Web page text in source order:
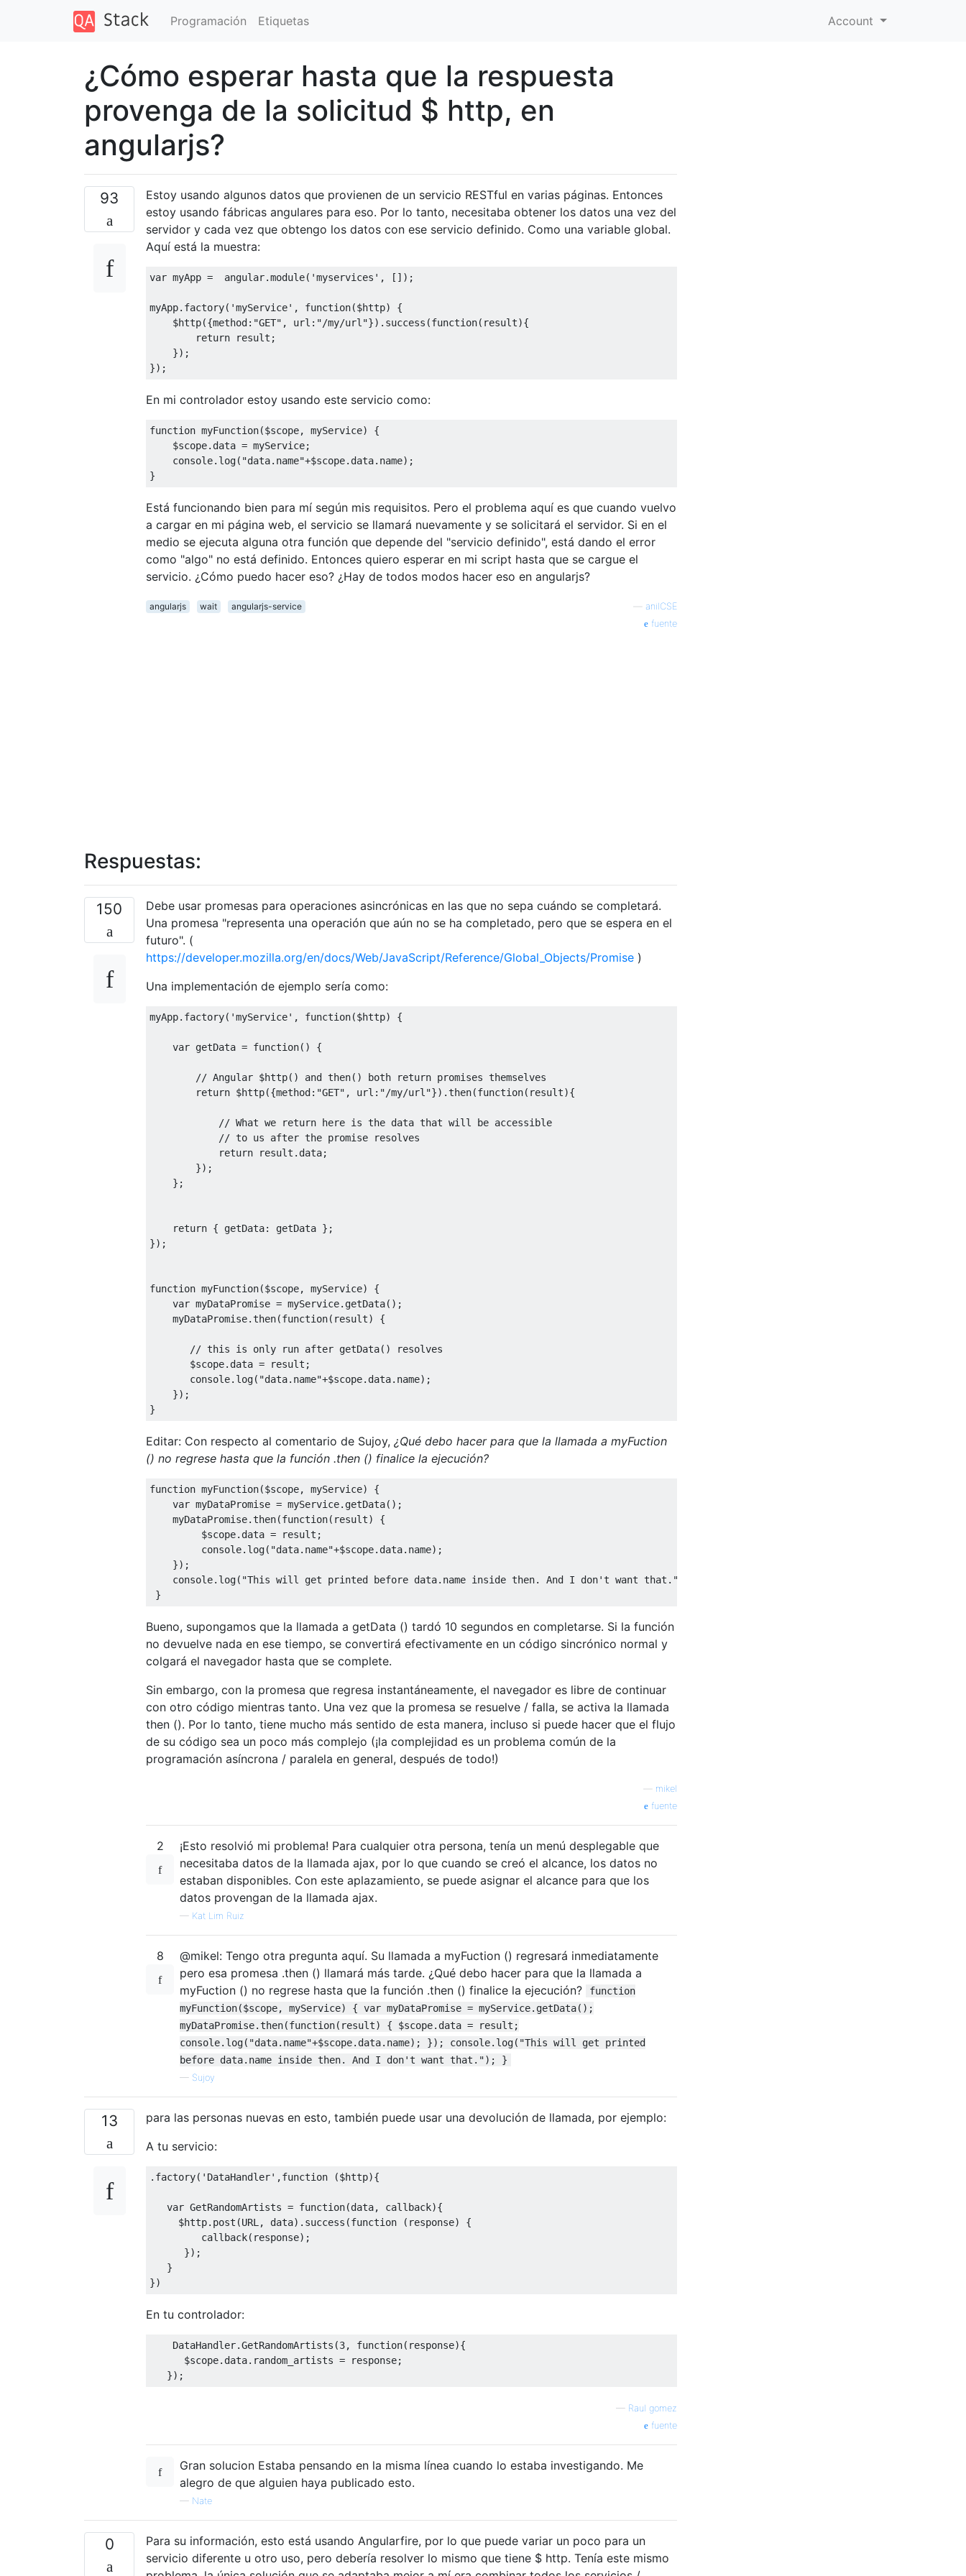
Programación Etiquetas Account
¿Cómo esperar hasta que la respuesta
provenga de la solicitud $ http, en
angularjs?
93
Estoy usando algunos datos que provienen de un servicio RESTful en varias páginas. Entonces
estoy usando fábricas angulares para eso. Por lo tanto, necesitaba obtener los datos una vez del
servidor y cada vez que obtengo los datos con ese servicio definido. Como una variable global.
Aquí está la muestra:
var myApp =
  angular
.module( 'myservices' , []);
myApp. factory( 'myService' , function($http)
{
    $http
({method: "GET" , url : "/my/url"}). success (function( result){
return result ;
});
});
En mi controlador estoy usando este servicio como:
function myFunction($scope, myService)
{
    $scope
. data = myService;
    console
. log( "data.name"+$scope. data. name);
}
Está funcionando bien para mí según mis requisitos. Pero el problema aquí es que cuando vuelvo
a cargar en mi página web, el servicio se llamará nuevamente y se solicitará el servidor. Si en el
medio se ejecuta alguna otra función que depende del "servicio definido", está dando el error
como "algo" no está definido. Entonces quiero esperar en mi script hasta que se cargue el
servicio. ¿Cómo puedo hacer eso? ¿Hay de todos modos hacer eso en angularjs?
angularjs wait angularjs-service
anilCSE
fuente
Respuestas:
150
Debe usar promesas para operaciones asincrónicas en las que no sepa cuándo se completará.
Una promesa "representa una operación que aún no se ha completado, pero que se espera en el
futuro". (
https://developer.mozilla.org/en/docs/Web/JavaScript/Reference/Global_Objects/Promise )
Una implementación de ejemplo sería como:
myApp. factory( 'myService' , function($http) {
var getData = function() {
// Angular $http() and then() both return promises themselves
return $http({method: "GET" , url : "/my/url"}).then(function( result){
// What we return here is the data that will be accessible
// to us after the promise resolves
return result . data;
});
};
return { getData: getData };
});
function myFunction($scope, myService)
{
var myDataPromise = myService. getData();
    myDataPromise
.then(function( result) {
// this is only run after getData() resolves
       $scope
. data = result ;
       console
. log( "data.name"+$scope. data. name);
});
}
Editar: Con respecto al comentario de Sujoy, ¿Qué debo hacer para que la llamada a myFuction
() no regrese hasta que la función .then () finalice la ejecución?
function myFunction($scope, myService)
{
var myDataPromise = myService. getData();
    myDataPromise
.then(function( result)
{
         $scope
. data = result ;
         console
. log( "data.name"+$scope. data. name);
});
    console
. log( "This will get printed before data.name inside then. And I don't want that."
}
Bueno, supongamos que la llamada a getData () tardó 10 segundos en completarse. Si la función
no devuelve nada en ese tiempo, se convertirá efectivamente en un código sincrónico normal y
colgará el navegador hasta que se complete.
Sin embargo, con la promesa que regresa instantáneamente, el navegador es libre de continuar
con otro código mientras tanto. Una vez que la promesa se resuelve / falla, se activa la llamada
then (). Por lo tanto, tiene mucho más sentido de esta manera, incluso si puede hacer que el flujo
de su código sea un poco más complejo (¡la complejidad es un problema común de la
programación asíncrona / paralela en general, después de todo!)
mikel
fuente
2
¡Esto resolvió mi problema! Para cualquier otra persona, tenía un menú desplegable que
necesitaba datos de la llamada ajax, por lo que cuando se creó el alcance, los datos no
estaban disponibles. Con este aplazamiento, se puede asignar el alcance para que los
datos provengan de la llamada ajax.
— Kat Lim Ruiz
8
@mikel: Tengo otra pregunta aquí. Su llamada a myFuction () regresará inmediatamente
pero esa promesa .then () llamará más tarde. ¿Qué debo hacer para que la llamada a
myFuction () no regrese hasta que la función .then () finalice la ejecución?
function
myFunction($scope, myService) { var myDataPromise = myService.getData();
myDataPromise.then(function(result) { $scope.data = result;
console.log("data.name"+$scope.data.name); }); console.log("This will get printed
before data.name inside then. And I don't want that."); }
— Sujoy
13
para las personas nuevas en esto, también puede usar una devolución de llamada, por ejemplo:
A tu servicio:
. factory( 'DataHandler' ,function ($http){
var GetRandomArtists = function(data, callback){
     $http
. post (URL , data). success (function ( response)
{
         callback
( response);
});
}
})
En tu controlador:
DataHandler.GetRandomArtists (3, function( response){
      $scope
. data. random_artists = response;
});
— Raul gomez
fuente
Gran solucion Estaba pensando en la misma línea cuando lo estaba investigando. Me
alegro de que alguien haya publicado esto.
— Nate
0
Para su información, esto está usando Angularfire, por lo que puede variar un poco para un
servicio diferente u otro uso, pero debería resolver lo mismo que tiene $ http. Tenía este mismo